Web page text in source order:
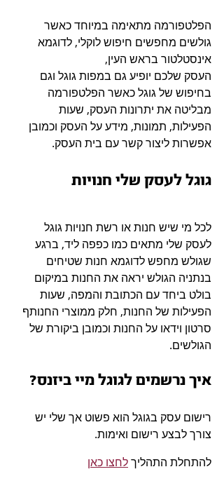
הפלטפורמה מתאימה במיוחד כאשר
גולשים מחפשים חיפוש לוקלי, לדוגמא
אינסטלטור בראש העין,
העסק שלכם יופיע גם במפות גוגל וגם
בחיפוש של גוגל כאשר הפלטפורמה
מבליטה את יתרונות העסק, שעות
הפעילות, תמונות, מידע על העסק וכמובן
אפשרות ליצור קשר עם בית העסק.
גוגל לעסק שלי חנויות
לכל מי שיש חנות או רשת חנויות גוגל
לעסק שלי מתאים כמו כפפה ליד, ברגע
שגולש מחפש לדוגמא חנות שטיחים
בנתניה הגולש יראה את החנות במיקום
בולט ביחד עם הכתובת והמפה, שעות
הפעילות של החנות, חלק ממוצרי החנותף
סרטון וידאו על החנות וכמובן ביקורת של
הגולשים.
איך נרשמים לגוגל מיי ביזנס?
רישום עסק בגוגל הוא פשוט אך שלי יש
צורך לבצע רישום ואימות.
להתחלת התהליך לחצו כאן